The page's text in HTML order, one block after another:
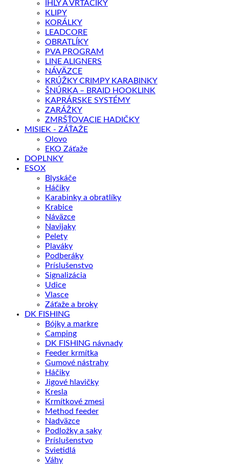
IHLY A VRTAČIKY
KLIPY
KORÁLKY
LEADCORE
OBRATLÍKY
PVA PROGRAM
LINE ALIGNERS
NÁVÄZCE
KRÚŽKY CRIMPY KARABINKY
ŠNÚRKA – BRAID HOOKLINK
KAPRÁRSKE SYSTÉMY
ZARÁŽKY
ZMRŠŤOVACIE HADIČKY
MISIEK - ZÁŤAŽE
Olovo
EKO Záťaže
DOPLNKY
ESOX
Blyskáče
Háčiky
Karabinky a obratlíky
Krabice
Náväzce
Navijaky
Pelety
Plaváky
Podberáky
Príslušenstvo
Signalizácia
Udice
Vlasce
Záťaže a broky
DK FISHING
Bójky a markre
Camping
DK FISHING návnady
Feeder krmítka
Gumové nástrahy
Háčiky
Jigové hlavičky
Kresla
Krmítkové zmesi
Method feeder
Nadväzce
Podložky a saky
Príslušenstvo
Svietidlá
Váhy